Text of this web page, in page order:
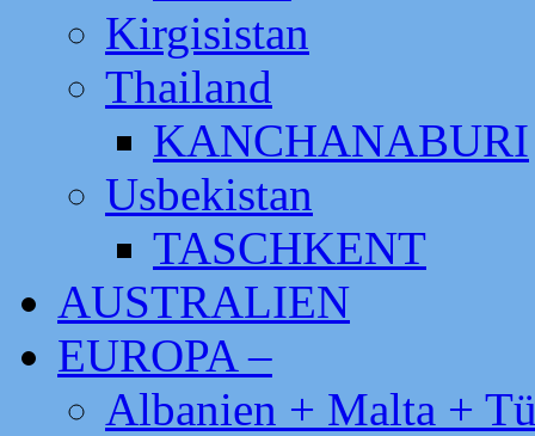
Kirgisistan
Thailand
KANCHANABURI
Usbekistan
TASCHKENT
AUSTRALIEN
EUROPA –
Albanien + Malta +